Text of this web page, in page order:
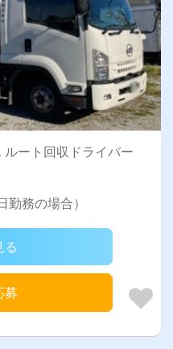
ート回収ドライバー
務の場合）
る
募